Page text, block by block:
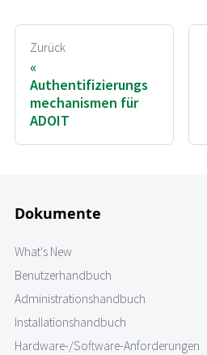
Zurück
Authentifizierungs
mechanismen für
ADOIT
Dokumente
What's New
Benutzerhandbuch
Administrationshandbuch
Installationshandbuch
Hardware-/Software-Anforderungen